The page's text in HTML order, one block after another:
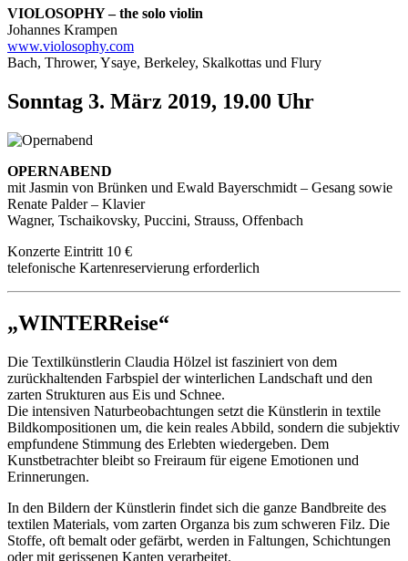
VIOLOSOPHY – the solo violin
Johannes Krampen
www.violosophy.com
Bach, Thrower, Ysaye, Berkeley, Skalkottas und Flury
Sonntag 3. März 2019, 19.00 Uhr
OPERNABEND
mit Jasmin von Brünken und Ewald Bayerschmidt – Gesang sowie
Renate Palder – Klavier
Wagner, Tschaikovsky, Puccini, Strauss, Offenbach
Konzerte Eintritt 10 €
telefonische Kartenreservierung erforderlich
„WINTERReise“
Die Textilkünstlerin Claudia Hölzel ist fasziniert von dem
zurückhaltenden Farbspiel der winterlichen Landschaft und den
zarten Strukturen aus Eis und Schnee.
Die intensiven Naturbeobachtungen setzt die Künstlerin in textile
Bildkompositionen um, die kein reales Abbild, sondern die subjektiv
empfundene Stimmung des Erlebten wiedergeben. Dem
Kunstbetrachter bleibt so Freiraum für eigene Emotionen und
Erinnerungen.
In den Bildern der Künstlerin findet sich die ganze Bandbreite des
textilen Materials, vom zarten Organza bis zum schweren Filz. Die
Stoffe, oft bemalt oder gefärbt, werden in Faltungen, Schichtungen
oder mit gerissenen Kanten verarbeitet.